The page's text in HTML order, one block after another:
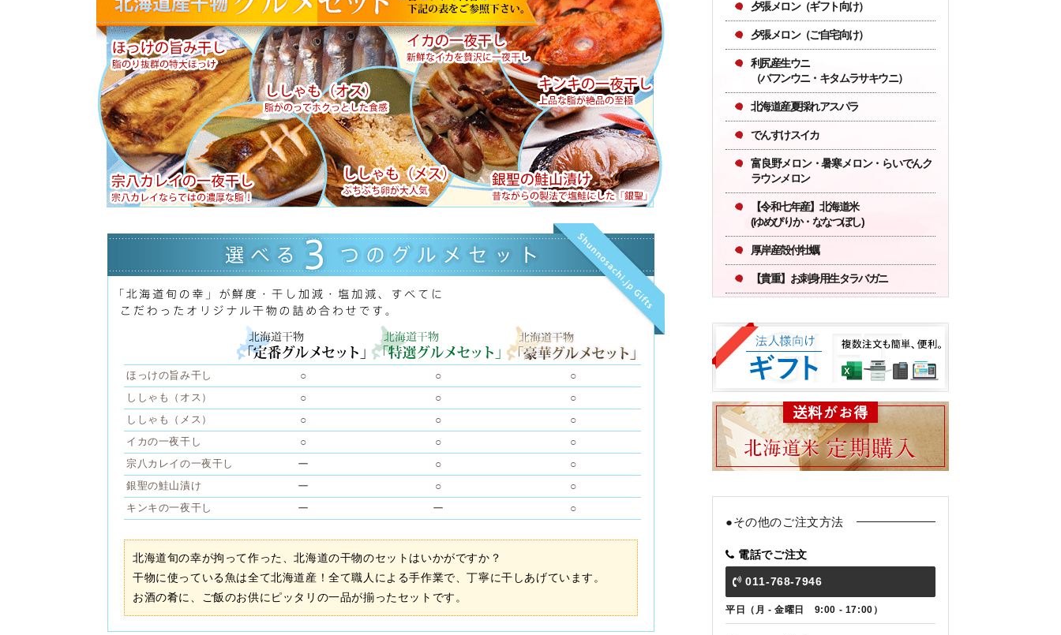
8月
8
火
9
水
10
木
11
金
12
土
13
日
14
月
16
水
17
木
通常業務 通常業務 通常業務
一部商品を除き出荷停止
（ご注文は24時間受付）
通常業務
ご注文（ご入金）の時期や商品によっては、商品出荷が8月17日（木）以降となる場合もございます。
休業中のお問い合わせの対応は出来かねます。
また、事前に到着日のご指定を頂いていた一部商品（牡蠣、米）以外発送も出来かねます。
（但し、メロン、スイカ、アスパラについては、休業期間中も随時発送する場合がございます）
連休明けにつきましては、お問い合わせの返信対応が遅れたり、商品出荷処理の混雑が予想されますので、納
期等、多少の遅延についてはご容赦下さいませ。
ほっけの旨み干し ○ ○ ○
ししゃも（オス） ○ ○ ○
ししゃも（メス） ○ ○ ○
イカの一夜干し ○ ○ ○
宗八カレイの一夜干し ー ○ ○
銀聖の鮭山漬け ー ○ ○
キンキの一夜干し ー ー ○
北海道旬の幸が拘って作った、北海道の干物のセットはいかがですか？
干物に使っている魚は全て北海道産！全て職人による手作業で、丁寧に干しあげています。
お酒の肴に、ご飯のお供にピッタリの一品が揃ったセットです。
夕張メロン（ギフト向け）
夕張メロン（ご自宅向け）
利尻産生ウニ
（バフンウニ・キタムラサキウニ）
北海道産夏採れアスパラ
でんすけスイカ
富良野メロン・暑寒メロン・らいでんク
ラウンメロン
【令和七年産】北海道米
(ゆめぴりか・ななつぼし)
厚岸産殻付牡蠣
【貴重】お刺身用生タラバガニ
●その他のご注文方法
電話でご注文
011-768-7946
平日（月 - 金曜日 9:00 - 17:00）